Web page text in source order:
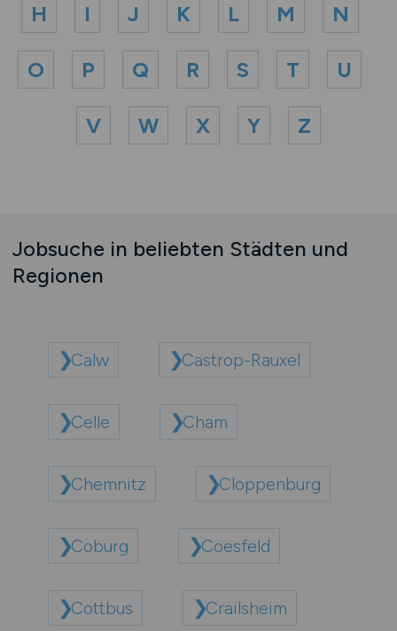
H I J K L M N
O P Q R S T U
V W X Y Z
Jobsuche in beliebten Städten und
Regionen
Calw Castrop-Rauxel
Celle Cham
Chemnitz Cloppenburg
Coburg Coesfeld
Cottbus Crailsheim